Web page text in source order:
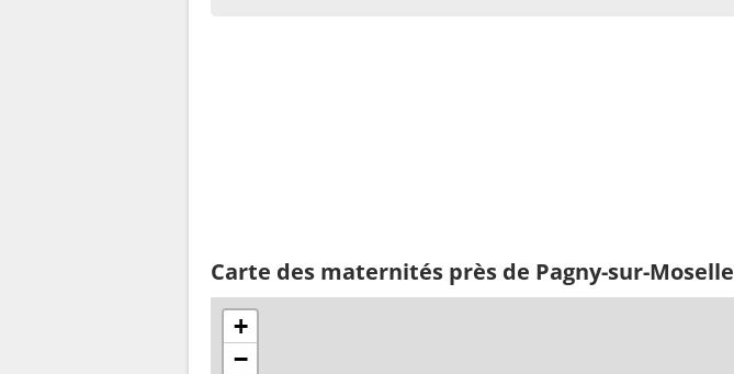
Carte des maternités près de Pagny-sur-Moselle
+
−